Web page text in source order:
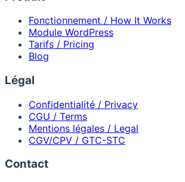
Fonctionnement / How It Works
Module WordPress
Tarifs / Pricing
Blog
Légal
Confidentialité / Privacy
CGU / Terms
Mentions légales / Legal
CGV/CPV / GTC-STC
Contact